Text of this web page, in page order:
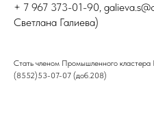
+ 7 967 373-01-90,
Светлана Галиева)
Стать членом Промышленного кластера
(8552)53-07-07 (доб.208)